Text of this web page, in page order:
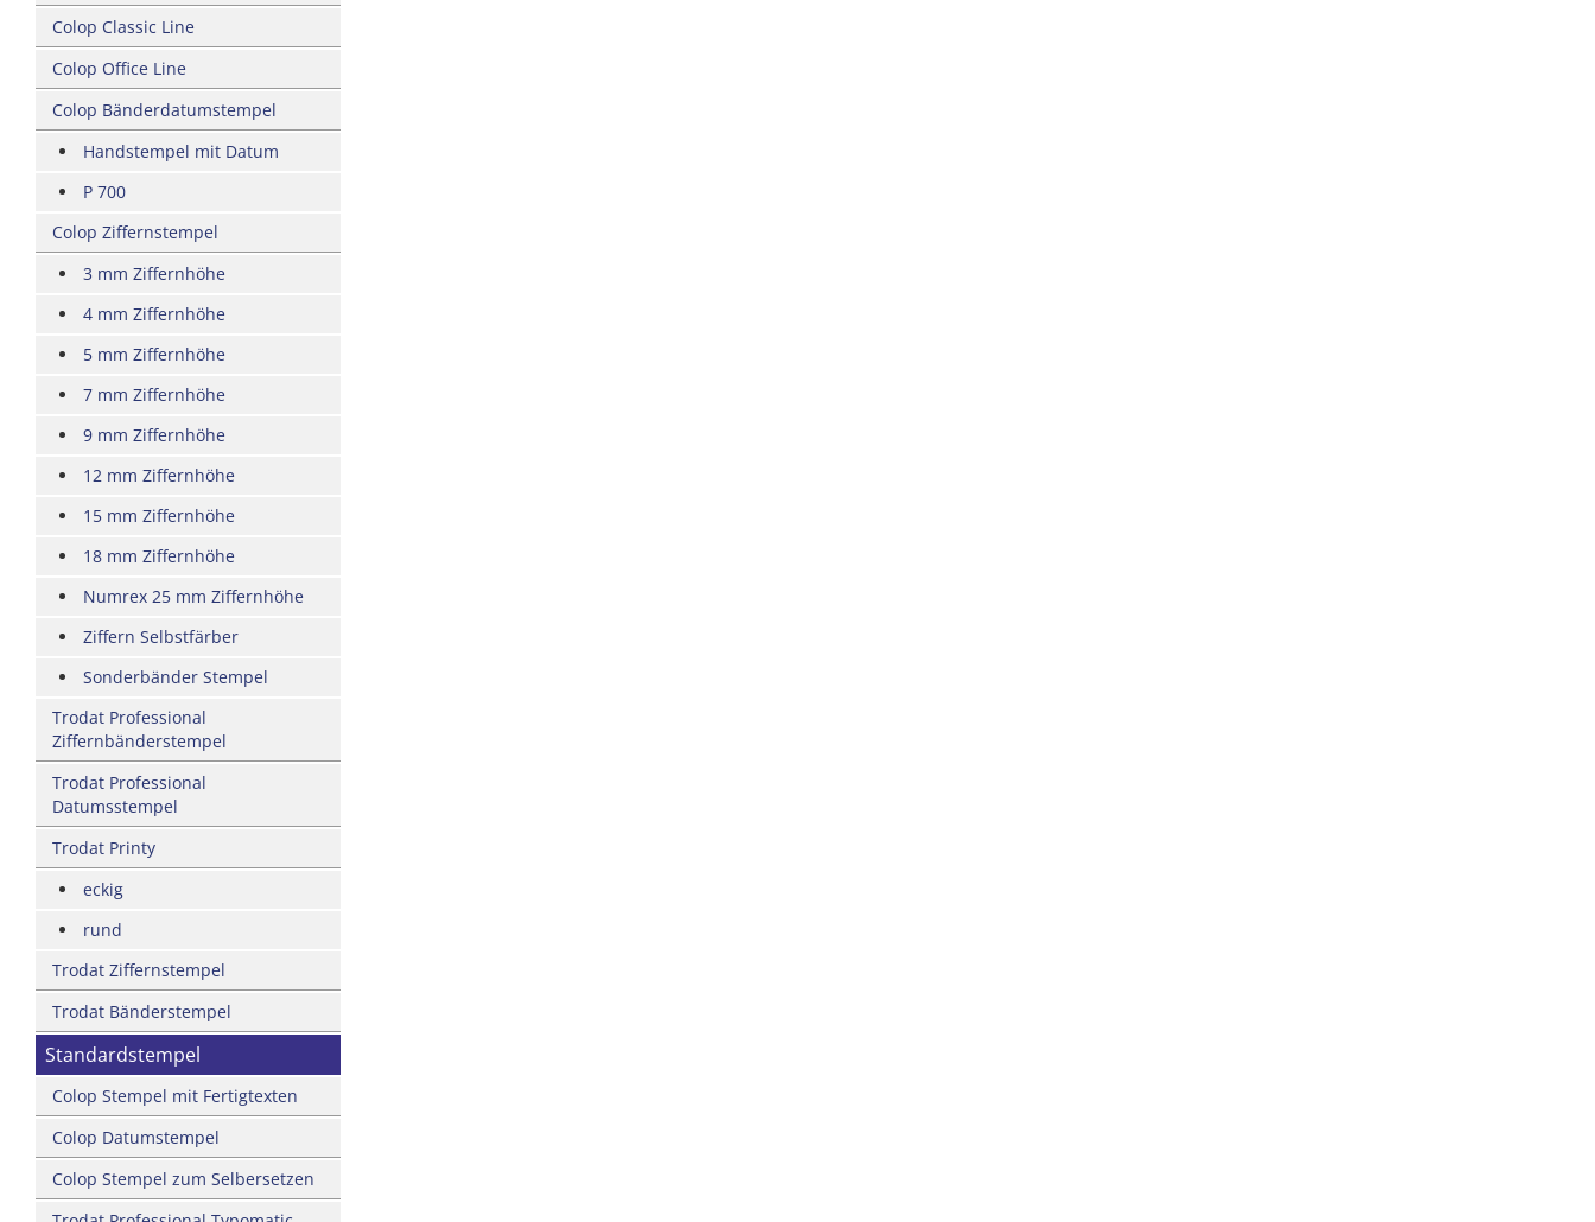
Colop Classic Line
Colop Office Line
Colop Bänderdatumstempel
Handstempel mit Datum
P 700
Colop Ziffernstempel
3 mm Ziffernhöhe
4 mm Ziffernhöhe
5 mm Ziffernhöhe
7 mm Ziffernhöhe
9 mm Ziffernhöhe
12 mm Ziffernhöhe
15 mm Ziffernhöhe
18 mm Ziffernhöhe
Numrex 25 mm Ziffernhöhe
Ziffern Selbstfärber
Sonderbänder Stempel
Trodat Professional
Ziffernbänderstempel
Trodat Professional
Datumsstempel
Trodat Printy
eckig
rund
Trodat Ziffernstempel
Trodat Bänderstempel
Standardstempel
Colop Stempel mit Fertigtexten
Colop Datumstempel
Colop Stempel zum Selbersetzen